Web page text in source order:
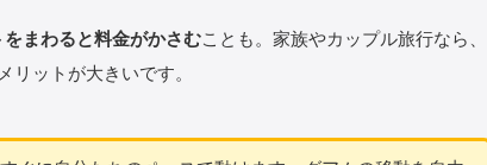
まわると料金がかさむことも。家族やカップル旅行なら、
ットが大きいです。